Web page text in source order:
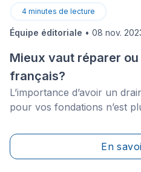
4 minutes de lecture
Équipe éditoriale • 08 nov.
Mieux vaut réparer
français?
L’importance d’avoir un
pour vos fondations n’est
en plus de la possibilité
à proximité d'une nappe
En